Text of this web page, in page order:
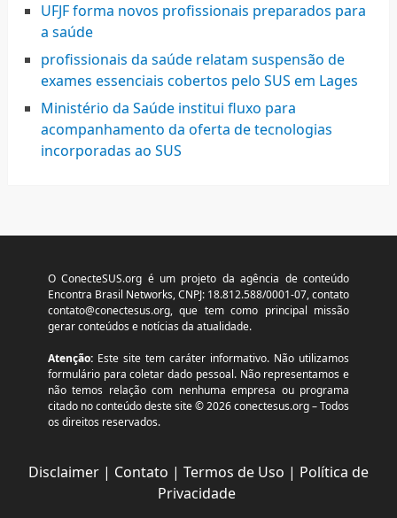
UFJF forma novos profissionais preparados para
a saúde
profissionais da saúde relatam suspensão de
exames essenciais cobertos pelo SUS em Lages
Ministério da Saúde institui fluxo para
acompanhamento da oferta de tecnologias
incorporadas ao SUS
O ConecteSUS.org é um projeto da agência de conteúdo
Encontra Brasil Networks, CNPJ: 18.812.588/0001-07, contato
contato@conectesus.org, que tem como principal missão
gerar conteúdos e notícias da atualidade.
Atenção:Este site tem caráter informativo. Não utilizamos
formulário para coletar dado pessoal. Não representamos e
não temos relação com nenhuma empresa ou programa
citado no conteúdo deste site © 2026 conectesus.org – Todos
os direitos reservados.
Disclaimer| Contato | Termos de Uso | Política de
Privacidade